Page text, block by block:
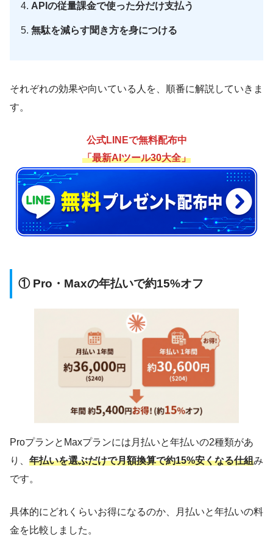
APIの従量課金で使った分だけ支払う
無駄を減らす聞き方を身につける
それぞれの効果や向いている人を、順番に解説していきま
す。
公式LINEで無料配布中
「最新AIツール30大全」
① Pro・Maxの年払いで約15%オフ
ProプランとMaxプランには月払いと年払いの2種類があ
り、 年払いを選ぶだけで月額換算で約15%安くなる仕組み
です。
具体的にどれくらいお得になるのか、月払いと年払いの料
金を比較しました。